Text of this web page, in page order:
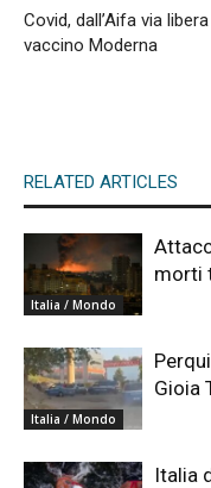
Covid, dall’Aifa via
vaccino Moderna
RELATED ARTICLES
Italia / Mondo
morti
Italia / Mondo
Gioia
Italia